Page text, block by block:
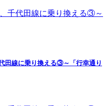
田線に乗り換える③～「行幸通り